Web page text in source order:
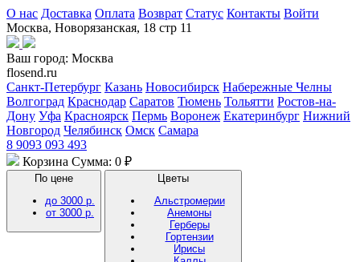
О нас Доставка Оплата Возврат Статус Контакты Войти
Москва, Новорязанская, 18 стр 11
Ваш город: Москва
flosend.ru
Санкт-Петербург Казань Новосибирск Набережные Челны
Волгоград Краснодар Саратов Тюмень Тольятти Ростов-на-
Дону Уфа Красноярск Пермь Воронеж Екатеринбург Нижний
Новгород Челябинск Омск Самара
8 9093 093 493
Корзина Сумма: 0 ₽
По цене
до 3000 р.
от 3000 р.
Цветы
Альстромерии
Анемоны
Герберы
Гортензии
Ирисы